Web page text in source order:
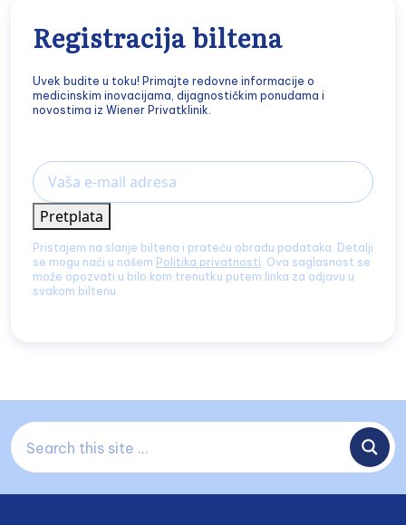
Registracija biltena
Uvek budite u toku! Primajte redovne informacije o
medicinskim inovacijama, dijagnostičkim ponudama i
novostima iz Wiener Privatklinik.
Email
Pretplata
Pristajem na slanje biltena i prateću obradu podataka. Detalji
se mogu naći u našem Politika privatnosti . Ova saglasnost se
može opozvati u bilo kom trenutku putem linka za odjavu u
svakom biltenu.